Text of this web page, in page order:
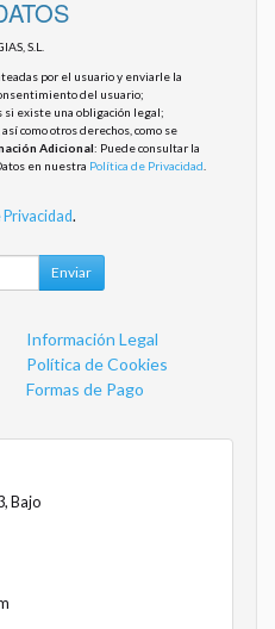
S.L.
por el usuario y enviarle la
del usuario;
si existe una obligación legal;
como otros derechos, como se
Adicional: Puede consultar la
en nuestra Política de Privacidad
Privacidad.
Enviar
Información Legal
Política de Cookies
Formas de Pago
Bajo